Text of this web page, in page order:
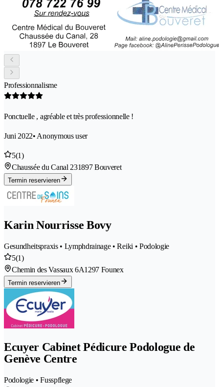
Professionnalisme
Ponctuelle , agréable et très professionnelle !
Juni 2022• Anonymous user
5(1)
Chaussée du Canal 231897 Bouveret
Termin reservieren
Karin Nourrisse Bovy
Gesundheitspraxis • Lymphdrainage • Reiki • Podologie
5(1)
Chemin des Vassaux 6A1297 Founex
Termin reservieren
Ecuyer Cabinet Pédicure Podologue de
Genève Centre
Podologie • Fusspflege